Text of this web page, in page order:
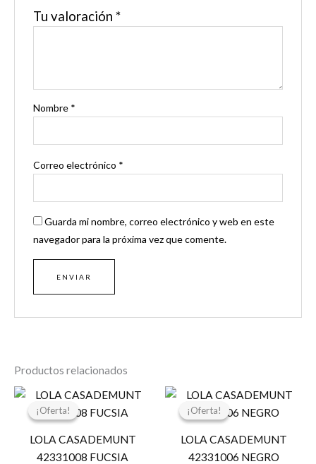
Tu valoración *
Nombre *
Correo electrónico *
Guarda mi nombre, correo electrónico y web en este
navegador para la próxima vez que comente.
Productos relacionados
¡Oferta!
¡Oferta!
LOLA CASADEMUNT
42331008 FUCSIA
El
original
119,00 €.
El
actual
59,50 €.
¡Oferta!
¡Oferta!
LOLA CASADEMUNT
42331006 NEGRO
El
original
99,00 €.
El
actual
49,50 €.